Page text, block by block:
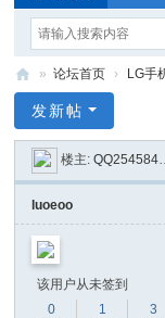
是
机
» 论坛首页 › LG手
发新帖
楼主:QQ2545848009
luoeoo
该用户从未签到
0
1
3